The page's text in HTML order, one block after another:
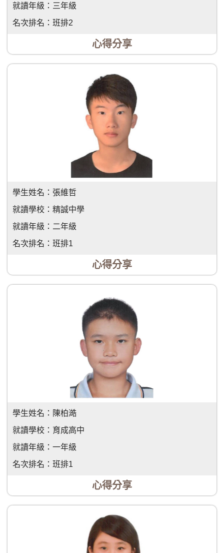
就讀年級： 三年級
名次排名： 班排2
心得分享
學生姓名： 張維哲
就讀學校： 精誠中學
就讀年級： 二年級
名次排名： 班排1
心得分享
學生姓名： 陳柏澔
就讀學校： 育成高中
就讀年級： 一年級
名次排名： 班排1
心得分享